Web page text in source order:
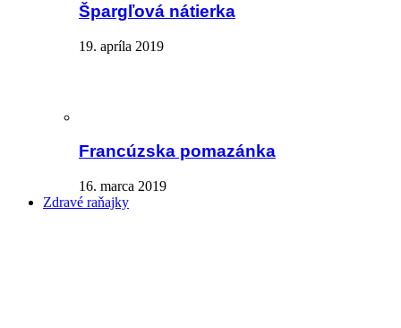
Špargľová nátierka
19. apríla 2019
Francúzska pomazánka
16. marca 2019
Zdravé raňajky